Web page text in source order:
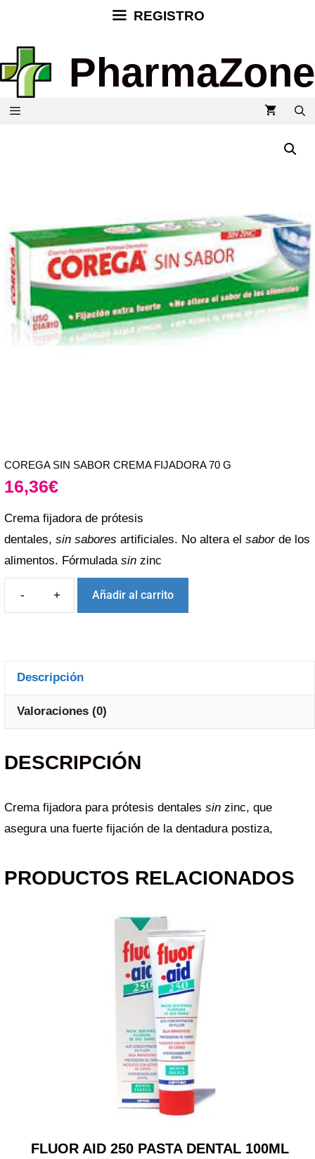
REGISTRO
PharmaZone
COREGA SIN SABOR CREMA FIJADORA 70 G
16,36€
Crema fijadora de prótesis
dentales, sin sabores artificiales. No altera el saborde los
alimentos. Fórmulada sin zinc
Añadir al carrito
Descripción
Valoraciones (0)
DESCRIPCIÓN
Crema fijadora para prótesis dentales sin zinc, que
asegura una fuerte fijación de la dentadura postiza,
PRODUCTOS RELACIONADOS
FLUOR AID 250 PASTA DENTAL 100ML